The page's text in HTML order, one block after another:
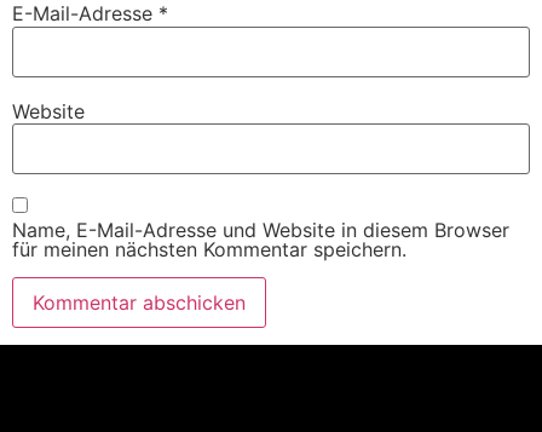
E-Mail-Adresse *
Website
Name, E-Mail-Adresse und Website in diesem Browser
für meinen nächsten Kommentar speichern.